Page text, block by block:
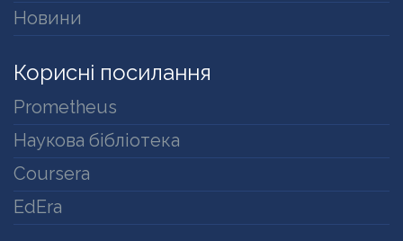
Новини
Корисні посилання
Prometheus
Наукова бібліотека
Coursera
EdEra